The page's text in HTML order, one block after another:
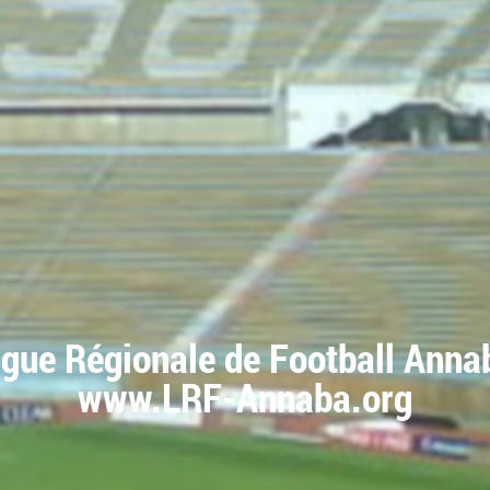
Régionale de Football
www.LRF-Annaba.org